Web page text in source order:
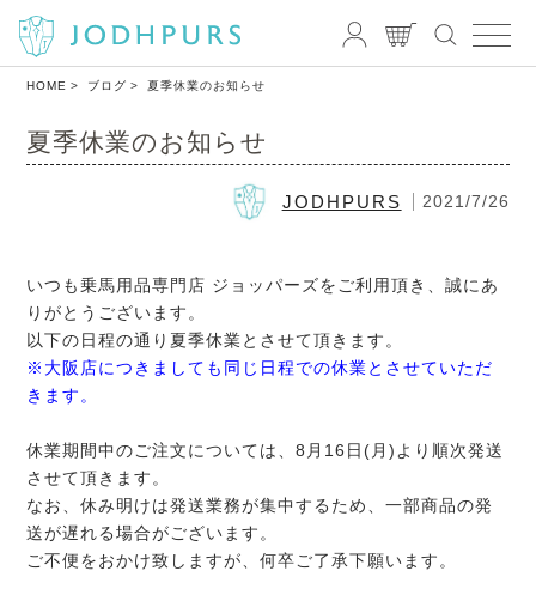
HOME ブログ 夏季休業のお知らせ
夏季休業のお知らせ
JODHPURS 2021/7/26
いつも乗馬用品専門店 ジョッパーズをご利用頂き、誠にあ
りがとうございます。
以下の日程の通り夏季休業とさせて頂きます。
※大阪店につきましても同じ日程での休業とさせていただ
きます。
休業期間中のご注文については、8月16日(月)より順次発送
させて頂きます。
なお、休み明けは発送業務が集中するため、一部商品の発
送が遅れる場合がございます。
ご不便をおかけ致しますが、何卒ご了承下願います。